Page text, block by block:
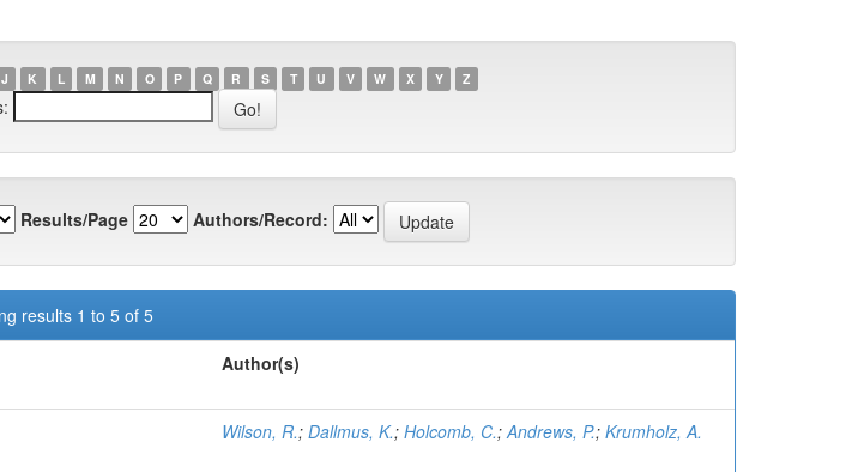
J K L M N O P Q R S T U V W X Y Z
Results/Page Authors/Record:
results 1 to 5 of 5
Author(s)
Wilson, R.; Dallmus, K.; Holcomb, C.;Andrews, P.; Krumholz, A.